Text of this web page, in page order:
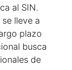
al SIN.
lleve a
plazo
busca
de